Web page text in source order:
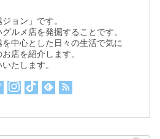
ョン」です。
ルメ店を発掘することです。
中心とした日々の生活で気に
店を紹介します。
たします。